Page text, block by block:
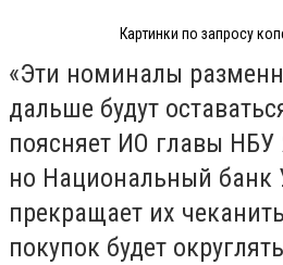
Картинки по запросу
«Эти номиналы
дальше будут
поясняет ИО главы НБУ
но Национальный банк
прекращает их
покупок будет